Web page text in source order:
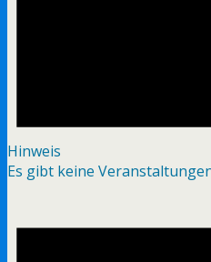
Hinweis
Es gibt keine